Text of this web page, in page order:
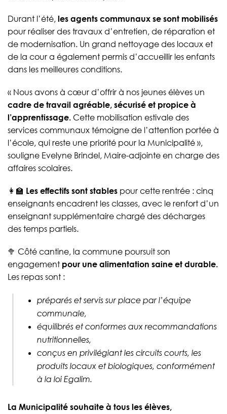
Durant l’été, les agents communaux se sont mobilisés
pour réaliser des travaux d’entretien, de réparation et
de modernisation. Un grand nettoyage des locaux et
de la cour a également permis d’accueillir les enfants
dans les meilleures conditions.
« Nous avons à cœur d’offrir à nos jeunes élèves un
cadre de travail agréable, sécurisé et propice à
l’apprentissage. Cette mobilisation estivale des
services communaux témoigne de l’attention portée à
l’école, qui reste une priorité pour la Municipalité »,
souligne Evelyne Brindel, Maire-adjointe en charge des
affaires scolaires.
👩‍🏫 Les effectifs sont stables pour cette rentrée : cinq
enseignants encadrent les classes, avec le renfort d’un
enseignant supplémentaire chargé des décharges
des temps partiels.
🥦 Côté cantine, la commune poursuit son
engagement pour une alimentation saine et durable.
Les repas sont :
préparés et servis sur place par l’équipe
communale,
équilibrés et conformes aux recommandations
nutritionnelles,
conçus en privilégiant les circuits courts, les
produits locaux et biologiques, conformément
à la loi Egalim.
La Municipalité souhaite à tous les élèves,